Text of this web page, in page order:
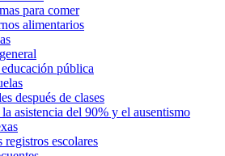
para comer
alimentarios
pública
después de clases
asistencia del 90% y el ausentismo
escolares